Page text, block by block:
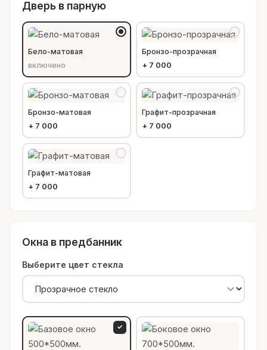
Дверь в парную
Бело-матовая
включено
Бронзо-прозрачная
+ 7 000
Бронзо-матовая
+ 7 000
Графит-прозрачная
+ 7 000
Графит-матовая
+ 7 000
Окна в предбанник
Выберите цвет стекла
✓